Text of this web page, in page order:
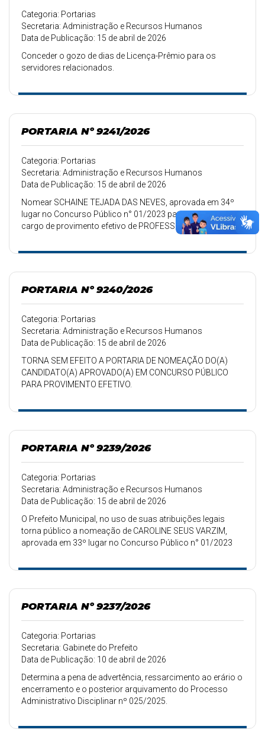
Categoria: Portarias
Secretaria: Administração e Recursos Humanos
Data de Publicação: 15 de abril de 2026
Conceder o gozo de dias de Licença-Prêmio para os
servidores relacionados.
PORTARIA Nº 9241/2026
Categoria: Portarias
Secretaria: Administração e Recursos Humanos
Data de Publicação: 15 de abril de 2026
Nomear SCHAINE TEJADA DAS NEVES, aprovada em 34º
lugar no Concurso Público n° 01/2023 para exercer o
cargo de provimento efetivo de PROFESSOR DE EDUCAÇÃO
20/02/2024.
PORTARIA Nº 9240/2026
Categoria: Portarias
Secretaria: Administração e Recursos Humanos
Data de Publicação: 15 de abril de 2026
TORNA SEM EFEITO A PORTARIA DE NOMEAÇÃO DO(A)
CANDIDATO(A) APROVADO(A) EM CONCURSO PÚBLICO
PARA PROVIMENTO EFETIVO.
PORTARIA Nº 9239/2026
Categoria: Portarias
Secretaria: Administração e Recursos Humanos
Data de Publicação: 15 de abril de 2026
O Prefeito Municipal, no uso de suas atribuições legais
torna público a nomeação de CAROLINE SEUS VARZIM,
aprovada em 33º lugar no Concurso Público n° 01/2023
DE EDUCAÇÃO INFANTIL, homologado pelo Edital n°
PORTARIA Nº 9237/2026
Categoria: Portarias
Secretaria: Gabinete do Prefeito
Data de Publicação: 10 de abril de 2026
Determina a pena de advertência, ressarcimento ao erário o
encerramento e o posterior arquivamento do Processo
Administrativo Disciplinar nº 025/2025.